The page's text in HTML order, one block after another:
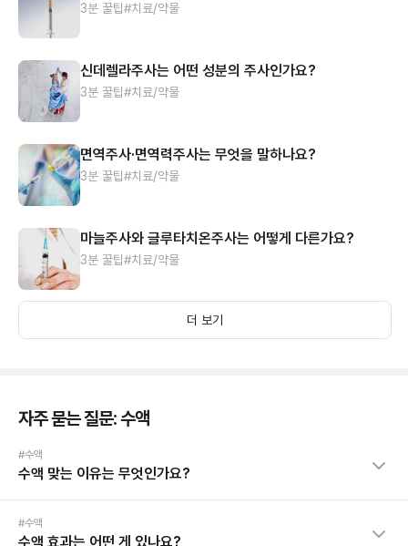
3분 꿀팁#치료/약물
신데렐라주사는 어떤 성분의 주사인가요?
3분 꿀팁#치료/약물
면역주사·면역력주사는 무엇을 말하나요?
3분 꿀팁#치료/약물
마늘주사와 글루타치온주사는 어떻게 다른가요?
3분 꿀팁#치료/약물
더 보기
자주 묻는 질문: 수액
#수액
수액 맞는 이유는 무엇인가요?
#수액
수액 효과는 어떤 게 있나요?